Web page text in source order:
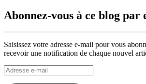
Abonnez-vous à ce blog par
Saisissez votre adresse e-mail pour vous
recevoir une notification de chaque nouvel
Adresse
e-